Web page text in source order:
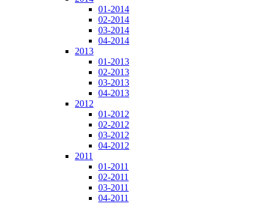
01-2014
02-2014
03-2014
04-2014
2013
01-2013
02-2013
03-2013
04-2013
2012
01-2012
02-2012
03-2012
04-2012
2011
01-2011
02-2011
03-2011
04-2011